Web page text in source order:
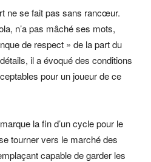
ne se fait pas sans rancœur.
n’a pas mâché ses mots,
de respect » de la part du
il a évoqué des conditions
pour un joueur de ce
la fin d’un cycle pour le
tourner vers le marché des
capable de garder les